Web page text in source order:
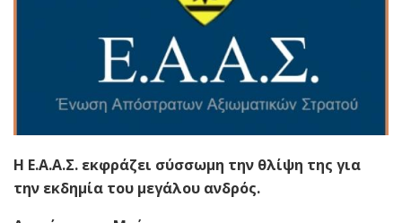
Η Ε.Α.Α.Σ. εκφράζει σύσσωμη την θλίψη της για
την εκδημία του μεγάλου ανδρός.